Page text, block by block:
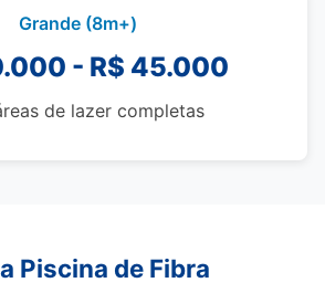
Grande (8m+)
- R$ 45.000
de lazer completas
Piscina de Fibra